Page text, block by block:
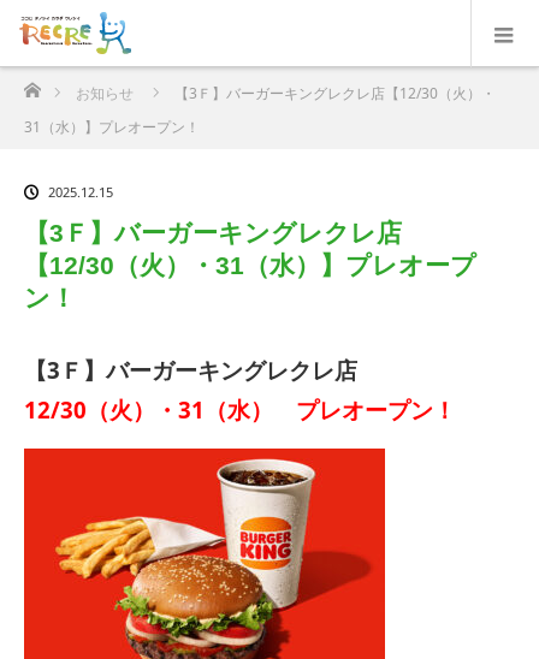
ホームお知らせ
【3Ｆ】バーガーキングレクレ店【12/30（火）・
31（水）】プレオープン！
2025.12.15
【3Ｆ】バーガーキングレクレ店
【12/30（火）・31（水）】プレオープ
ン！
【3Ｆ】バーガーキングレクレ店
12/30（火）・31（水） プレオープン！